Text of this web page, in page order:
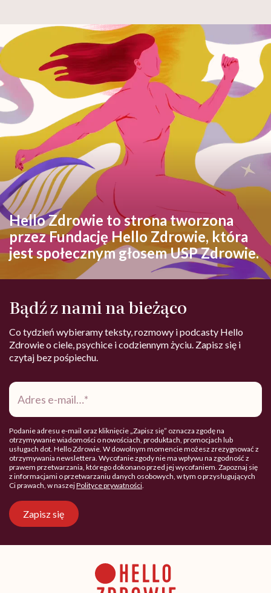
Hello Zdrowie to strona tworzona
przez Fundację Hello Zdrowie, która
jest społecznym głosem USP Zdrowie.
Bądź z nami na bieżąco
Co tydzień wybieramy teksty, rozmowy i podcasty Hello
Zdrowie o ciele, psychice i codziennym życiu. Zapisz się i
czytaj bez pośpiechu.
Adres
mail*
Podanie adresu e-mail oraz kliknięcie „Zapisz się” oznacza zgodę na
otrzymywanie wiadomości o nowościach, produktach, promocjach lub
usługach dot. Hello Zdrowie. W dowolnym momencie możesz zrezygnować z
otrzymywania newslettera. Wycofanie zgody nie ma wpływu na zgodność z
prawem przetwarzania, którego dokonano przed jej wycofaniem. Zapoznaj się
z informacjami o przetwarzaniu danych osobowych, w tym o przysługujących
Ci prawach, w naszejPolityce prywatności.
Zapisz się